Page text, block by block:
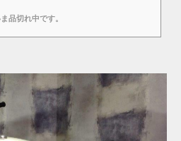
品切れ中です。